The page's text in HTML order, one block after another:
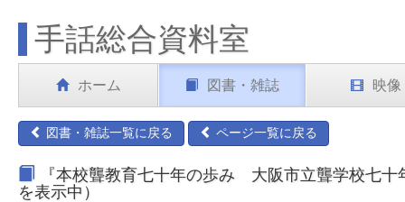
手話総合資料室
ホーム 図書・雑誌 映像
図書・雑誌一覧に戻る ページ一覧に戻る
『本校聾教育七十年の歩み 大阪市立聾学校七
を表示中）